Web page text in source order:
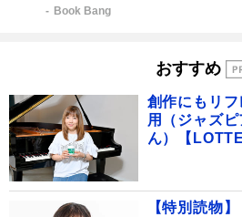
Book Bang
おすすめ
創作にもリ
用（ジャズ
ん）【
【特別読物